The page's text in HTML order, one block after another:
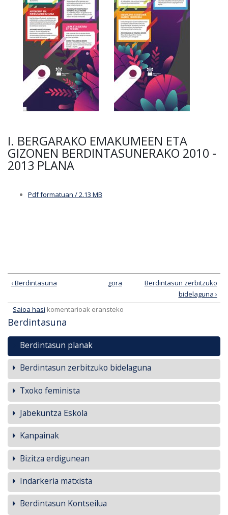
I. BERGARAKO EMAKUMEEN ETA
GIZONEN BERDINTASUNERAKO 2010 -
2013 PLANA
Pdf formatuan / 2.13 MB
‹ Berdintasuna gora
Berdintasun zerbitzuko
bidelaguna ›
Saioa hasi komentarioak eransteko
Berdintasuna
Berdintasun planak
Berdintasun zerbitzuko bidelaguna
Txoko feminista
Jabekuntza Eskola
Kanpainak
Bizitza erdigunean
Indarkeria matxista
Berdintasun Kontseilua